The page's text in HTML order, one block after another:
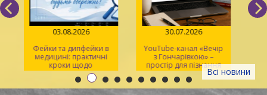
Всі новини
03.08.2026
Фейки та дипфейки в
медицині: практичні
кроки щодо
розпізнавання
30.07.2026
YouTube-канал «Вечір
з Гончарівкою» –
простір для пізнання
та натхнення